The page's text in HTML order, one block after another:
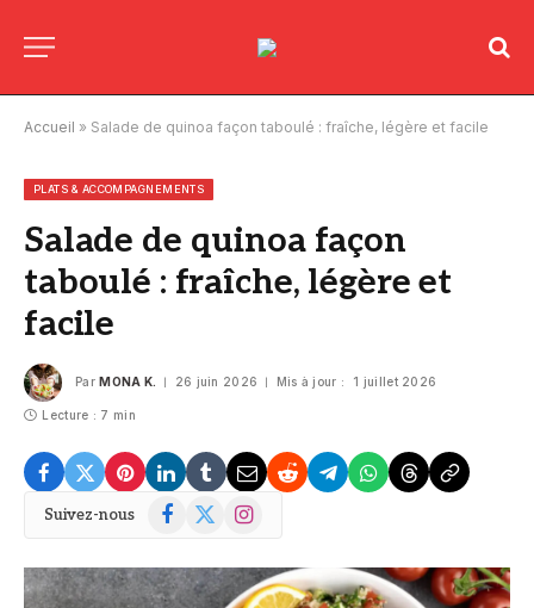
Accueil » Salade de quinoa façon taboulé : fraîche, légère et facile
PLATS & ACCOMPAGNEMENTS
Salade de quinoa façon
taboulé : fraîche, légère et
facile
Par MONA K. 26 juin 2026 Mis à jour : 1 juillet 2026
Lecture : 7 min
Suivez-nous Facebook
X
Instagram
© DR